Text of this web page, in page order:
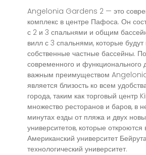
Angelonia Gardens 2 — это
комплекс в центре Пафоса. Он
с 2 и 3 спальнями и общим
вилл с 3 спальнями, которые будут
собственные частные бассейны.
современного и функционального
важным преимуществом
является близость ко всем
города, таким как торговый центр
множество ресторанов и баров, в
минутах езды от пляжа и двух
университетов, которые
Американский университет
технологический университет.